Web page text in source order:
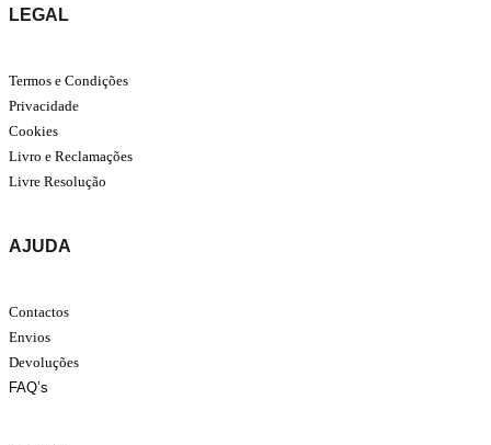
LEGAL
Termos e Condições
Privacidade
Cookies
Livro e Reclamações
Livre Resolução
AJUDA
Contactos
Envios
Devoluções
FAQ’s